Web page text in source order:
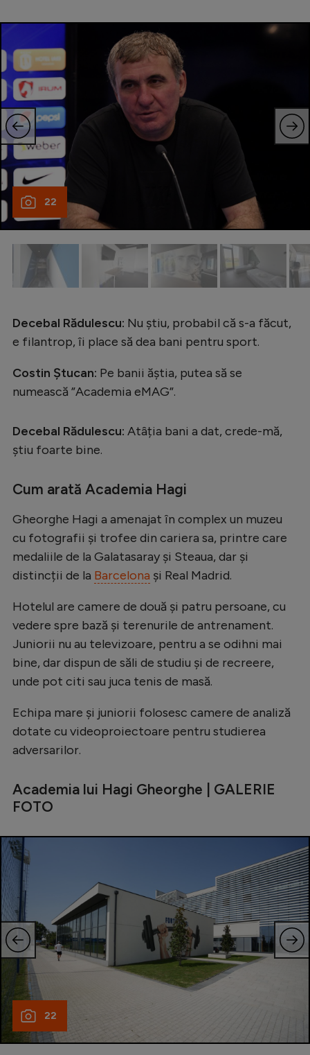
22
Decebal Rădulescu: Nu știu, probabil că s-a făcut,
e filantrop, îi place să dea bani pentru sport.
Costin Ștucan: Pe banii ăștia, putea să se
numească ”Academia eMAG”.
Decebal Rădulescu: Atâția bani a dat, crede-mă,
știu foarte bine.
Cum arată Academia Hagi
Gheorghe Hagi a amenajat în complex un muzeu
cu fotografii și trofee din cariera sa, printre care
medaliile de la Galatasaray și Steaua, dar și
distincții de la Barcelona și Real Madrid.
Hotelul are camere de două și patru persoane, cu
vedere spre bază și terenurile de antrenament.
Juniorii nu au televizoare, pentru a se odihni mai
bine, dar dispun de săli de studiu și de recreere,
unde pot citi sau juca tenis de masă.
Echipa mare și juniorii folosesc camere de analiză
dotate cu videoproiectoare pentru studierea
adversarilor.
Academia lui Hagi Gheorghe | GALERIE
FOTO
22